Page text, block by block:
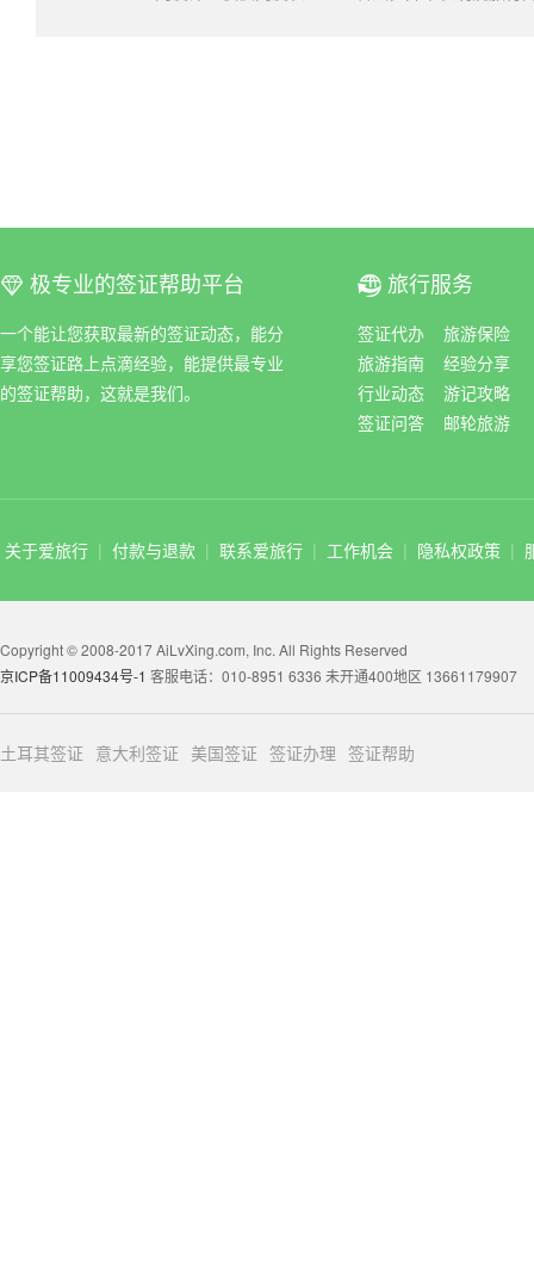
ꀆ 极专业的签证帮助平台
一个能让您获取最新的签证动态，能分
享您签证路上点滴经验，能提供最专业
的签证帮助，这就是我们。
ꀇ 旅行服务
签证代办
旅游保险
旅游指南
经验分享
行业动态
游记攻略
签证问答
邮轮旅游
关于爱旅行 | 付款与退款 | 联系爱旅行 | 工作机会 | 隐私权政策 |
Copyright © 2008-2017 AiLvXing.com, Inc. All Rights Reserved
京ICP备11009434号-1 客服电话：010-8951 6336 未开通400地区 13661179907
土耳其签证 意大利签证 美国签证 签证办理 签证帮助